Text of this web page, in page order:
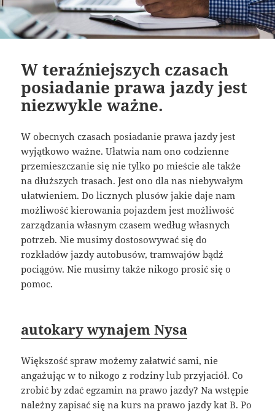
W teraźniejszych czasach
posiadanie prawa jazdy jest
niezwykle ważne.
W obecnych czasach posiadanie prawa jazdy jest
wyjątkowo ważne. Ułatwia nam ono codzienne
przemieszczanie się nie tylko po mieście ale także
na dłuższych trasach. Jest ono dla nas niebywałym
ułatwieniem. Do licznych plusów jakie daje nam
możliwość kierowania pojazdem jest możliwość
zarządzania własnym czasem według własnych
potrzeb. Nie musimy dostosowywać się do
rozkładów jazdy autobusów, tramwajów bądź
pociągów. Nie musimy także nikogo prosić się o
pomoc.
autokary wynajem Nysa
Większość spraw możemy załatwić sami, nie
angażując w to nikogo z rodziny lub przyjaciół. Co
zrobić by zdać egzamin na prawo jazdy? Na wstępie
należny zapisać się na kurs na prawo jazdy kat B. Po